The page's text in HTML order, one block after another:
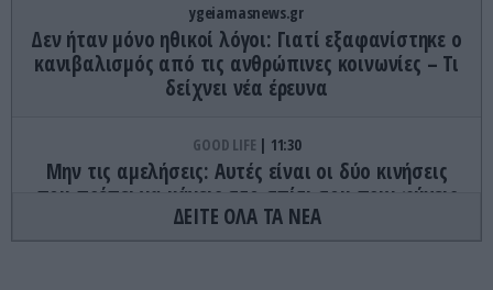
ygeiamasnews.gr
Δεν ήταν μόνο ηθικοί λόγοι: Γιατί εξαφανίστηκε ο
κανιβαλισμός από τις ανθρώπινες κοινωνίες – Τι
δείχνει νέα έρευνα
GOOD LIFE 11:30
Μην τις αμελήσεις: Αυτές είναι οι δύο κινήσεις
που πρέπει να κάνεις στο σπίτι σου πριν φύγεις
διακοπές
ΔΕΙΤΕ ΟΛΑ ΤΑ ΝΕΑ